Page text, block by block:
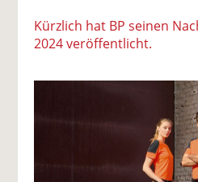
Kürzlich hat BP seinen
2024 veröffentlicht.